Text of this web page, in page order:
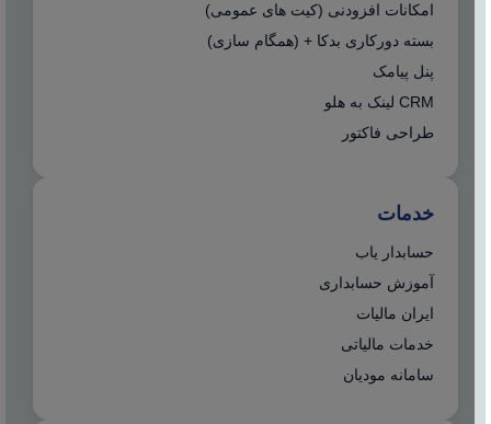
امکانات افزودنی (کیت های عمومی)
بسته دورکاری بدکا + (همگام سازی)
پنل پیامک
CRM لینک به هلو
طراحی فاکتور
خدمات
حسابدار یاب
آموزش حسابداری
ایران مالیات
خدمات مالیاتی
سامانه مودیان